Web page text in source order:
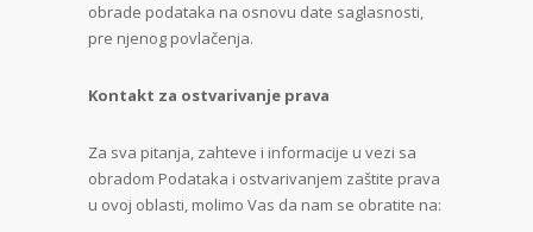
obrade podataka na osnovu date saglasnosti,
pre njenog povlačenja.
Kontakt za ostvarivanje prava
Za sva pitanja, zahteve i informacije u vezi sa
obradom Podataka i ostvarivanjem zaštite prava
u ovoj oblasti, molimo Vas da nam se obratite na: